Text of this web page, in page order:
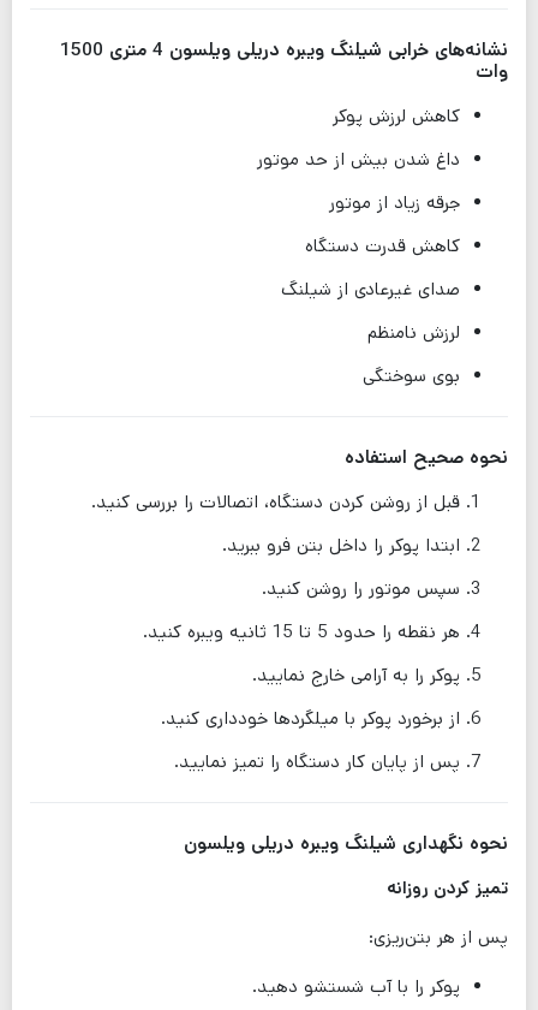
نشانه‌های خرابی شیلنگ ویبره دریلی ویلسون 4 متری 1500
وات
کاهش لرزش پوکر
داغ شدن بیش از حد موتور
جرقه زیاد از موتور
کاهش قدرت دستگاه
صدای غیرعادی از شیلنگ
لرزش نامنظم
بوی سوختگی
نحوه صحیح استفاده
قبل از روشن کردن دستگاه، اتصالات را بررسی کنید.
ابتدا پوکر را داخل بتن فرو ببرید.
سپس موتور را روشن کنید.
هر نقطه را حدود 5 تا 15 ثانیه ویبره کنید.
پوکر را به آرامی خارج نمایید.
از برخورد پوکر با میلگردها خودداری کنید.
پس از پایان کار دستگاه را تمیز نمایید.
نحوه نگهداری شیلنگ ویبره دریلی ویلسون
تمیز کردن روزانه
پس از هر بتن‌ریزی:
پوکر را با آب شستشو دهید.